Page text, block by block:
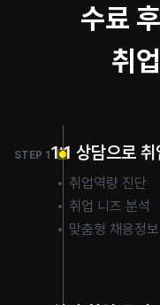
수료
취
STEP 11:1 상담으로 취
취업역량 진단
취업 니즈 분석
맞춤형 채용정